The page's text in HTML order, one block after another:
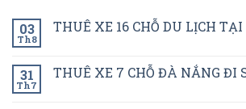
03
Th8
THUÊ XE 16 CHỖ DU LỊCH
31
Th7
THUÊ XE 7 CHỖ ĐÀ NẮNG ĐI